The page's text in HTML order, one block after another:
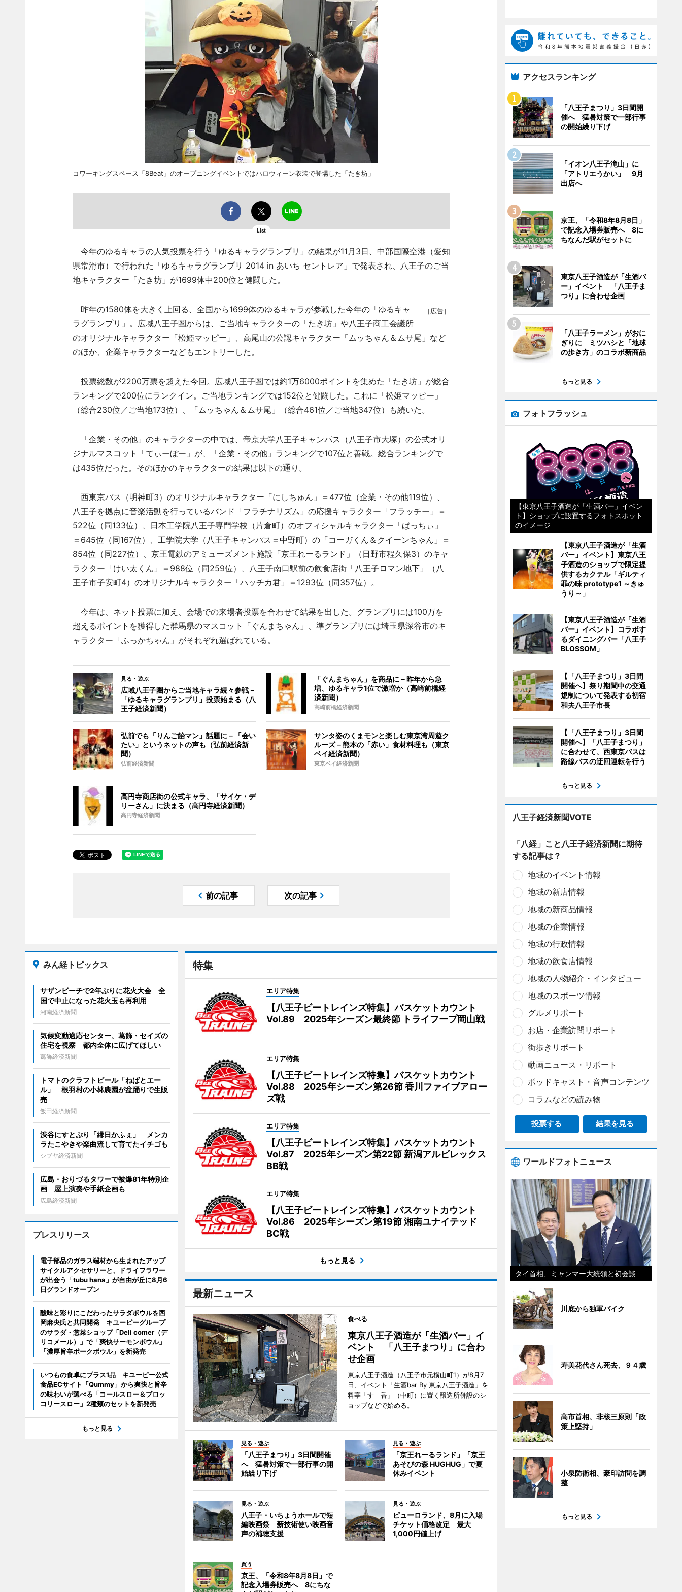
コワーキングスペース「8Beat」のオープニングイベントではハロウィーン衣装で登場した「たき坊」
List
今年のゆるキャラの人気投票を行う「ゆるキャラグランプリ」の結果が11月3日、中部国際空港（愛知
県常滑市）で行われた「ゆるキャラグランプリ 2014 in あいち セントレア」で発表され、八王子のご当
地キャラクター「たき坊」が1699体中200位と健闘した。
［広告］
昨年の1580体を大きく上回る、全国から1699体のゆるキャラが参戦した今年の「ゆるキャ
ラグランプリ」。広域八王子圏からは、ご当地キャラクターの「たき坊」や八王子商工会議所
のオリジナルキャラクター「松姫マッピー」、高尾山の公認キャラクター「ムッちゃん＆ムサ尾」など
のほか、企業キャラクターなどもエントリーした。
投票総数が2200万票を超えた今回。広域八王子圏では約1万6000ポイントを集めた「たき坊」が総合
ランキングで200位にランクイン。ご当地ランキングでは152位と健闘した。これに「松姫マッピー」
（総合230位／ご当地173位）、「ムッちゃん＆ムサ尾」（総合461位／ご当地347位）も続いた。
「企業・その他」のキャラクターの中では、帝京大学八王子キャンパス（八王子市大塚）の公式オリ
ジナルマスコット「てぃーぼー」が、「企業・その他」ランキングで107位と善戦。総合ランキングで
は435位だった。そのほかのキャラクターの結果は以下の通り。
西東京バス（明神町3）のオリジナルキャラクター「にしちゅん」＝477位（企業・その他119位）、
八王子を拠点に音楽活動を行っているバンド「フラチナリズム」の応援キャラクター「フラッチー」＝
522位（同133位）、日本工学院八王子専門学校（片倉町）のオフィシャルキャラクター「ぱっちぃ」
＝645位（同167位）、工学院大学（八王子キャンパス＝中野町）の「コーガくん＆クイーンちゃん」＝
854位（同227位）、京王電鉄のアミューズメント施設「京王れーるランド」（日野市程久保3）のキャ
ラクター「けい太くん」＝988位（同259位）、八王子南口駅前の飲食店街「八王子ロマン地下」（八
王子市子安町4）のオリジナルキャラクター「ハッチカ君」＝1293位（同357位）。
今年は、ネット投票に加え、会場での来場者投票を合わせて結果を出した。グランプリには100万を
超えるポイントを獲得した群馬県のマスコット「ぐんまちゃん」、準グランプリには埼玉県深谷市のキ
ャラクター「ふっかちゃん」がそれぞれ選ばれている。
見る・遊ぶ
広域八王子圏からご当地キャラ続々参戦－
「ゆるキャラグランプリ」投票始まる（八
王子経済新聞）
「ぐんまちゃん」を商品に－昨年から急
増、ゆるキャラ1位で激増か（高崎前橋経
済新聞）
高崎前橋経済新聞
弘前でも「りんご飴マン」話題に－「会い
たい」というネットの声も（弘前経済新
聞）
弘前経済新聞
サンタ姿のくまモンと楽しむ東京湾周遊ク
ルーズ－熊本の「赤い」食材料理も（東京
ベイ経済新聞）
東京ベイ経済新聞
高円寺商店街の公式キャラ、「サイケ・デ
リーさん」に決まる（高円寺経済新聞）
高円寺経済新聞
前の記事 次の記事
特集
エリア特集
【八王子ビートレインズ特集】バスケットカウント
Vol.89 2025年シーズン最終節 トライフープ岡山戦
エリア特集
【八王子ビートレインズ特集】バスケットカウント
Vol.88 2025年シーズン第26節 香川ファイブアロー
ズ戦
エリア特集
【八王子ビートレインズ特集】バスケットカウント
Vol.87 2025年シーズン第22節 新潟アルビレックス
BB戦
エリア特集
【八王子ビートレインズ特集】バスケットカウント
Vol.86 2025年シーズン第19節 湘南ユナイテッド
BC戦
もっと見る
最新ニュース
食べる
東京八王子酒造が「生酒バー」イ
ベント 「八王子まつり」に合わ
せ企画
東京八王子酒造（八王子市元横山町1）が8月7
日、イベント「生酒bar By 東京八王子酒造」を
料亭「すゞ香」（中町）に置く醸造所併設のシ
ョップなどで始める。
見る・遊ぶ
「八王子まつり」3日間開催
へ 猛暑対策で一部行事の開
始繰り下げ
見る・遊ぶ
「京王れーるランド」「京王
あそびの森 HUGHUG」で夏
休みイベント
見る・遊ぶ
八王子・いちょうホールで短
編映画祭 新技術使い映画音
声の補聴支援
見る・遊ぶ
ピューロランド、8月に入場
チケット価格改定 最大
1,000円値上げ
買う
京王、「令和8年8月8日」で
記念入場券販売へ 8にちな
みん経トピックス
サザンビーチで2年ぶりに花火大会 全
国で中止になった花火玉も再利用
湘南経済新聞
気候変動適応センター、葛飾・セイズの
住宅を視察 都内全体に広げてほしい
葛飾経済新聞
トマトのクラフトビール「ねばとエー
ル」 根羽村の小林農園が盆踊りで生販
売
飯田経済新聞
渋谷にすとぷり「縁日かふぇ」 メンカ
ラたこやきや楽曲流して育てたイチゴも
シブヤ経済新聞
広島・おりづるタワーで被爆81年特別企
画 屋上演奏や手紙企画も
広島経済新聞
プレスリリース
電子部品のガラス端材から生まれたアップ
サイクルアクセサリーと、ドライフラワー
が出会う「tubu hana」が自由が丘に8月6
日グランドオープン
酸味と彩りにこだわったサラダボウルを西
岡麻央氏と共同開発 キユーピーグループ
のサラダ・惣菜ショップ「Deli comer（デ
リコメール）」で「爽快サーモンボウル」
「濃厚旨辛ポークボウル」を新発売
いつもの食卓にプラス1品 キユーピー公式
食品ECサイト「Qummy」から爽快と旨辛
の味わいが選べる「コールスロー＆ブロッ
コリースロー」2種類のセットを新発売
もっと見る
アクセスランキング
「八王子まつり」3日間開
催へ 猛暑対策で一部行事
の開始繰り下げ
「イオン八王子滝山」に
「アトリエうかい」 9月
出店へ
京王、「令和8年8月8日」
で記念入場券販売へ 8に
ちなんだ駅がセットに
東京八王子酒造が「生酒バ
ー」イベント 「八王子ま
つり」に合わせ企画
「八王子ラーメン」がおに
ぎりに ミツハシと「地球
の歩き方」のコラボ新商品
もっと見る
フォトフラッシュ
【東京八王子酒造が「生酒バー」イベン
ト】ショップに設置するフォトスポット
のイメージ
【東京八王子酒造が「生酒
バー」イベント】東京八王
子酒造のショップで限定提
供するカクテル「ギルティ
罪の味 prototype1 ～きゅ
うり～」
【東京八王子酒造が「生酒
バー」イベント】コラボす
るダイニングバー「八王子
BLOSSOM」
【「八王子まつり」3日間
開催へ】祭り期間中の交通
規制について発表する初宿
和夫八王子市長
【「八王子まつり」3日間
開催へ】「八王子まつり」
に合わせて、西東京バスは
路線バスの迂回運転を行う
もっと見る
八王子経済新聞VOTE
「八経」こと八王子経済新聞に期待
する記事は？
地域のイベント情報
地域の新店情報
地域の新商品情報
地域の企業情報
地域の行政情報
地域の飲食店情報
地域の人物紹介・インタビュー
地域のスポーツ情報
グルメリポート
お店・企業訪問リポート
街歩きリポート
動画ニュース・リポート
ポッドキャスト・音声コンテンツ
コラムなどの読み物
投票する 結果を見る
ワールドフォトニュース
タイ首相、ミャンマー大統領と初会談
川底から独軍バイク
寿美花代さん死去、９４歳
高市首相、非核三原則「政
策上堅持」
小泉防衛相、豪印訪問を調
整
もっと見る